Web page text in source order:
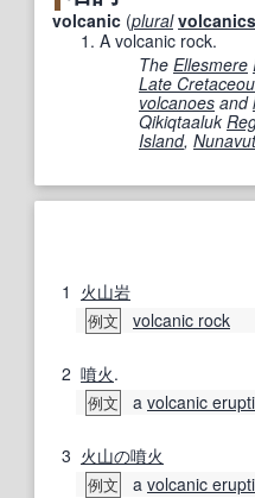
volcanic (plural volcanics
A volcanic rock.
The Ellesmere
Late
volcanoes and
Qikiqtaaluk
Island, Nunavut
1 火山岩
例文 volcanic rock
2 噴火.
例文 a volcanic
3 火山の噴火
例文 a volcanic